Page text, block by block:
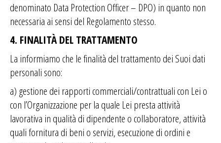
denominato Data Protection Officer – DPO) in quanto non
necessaria ai sensi del Regolamento stesso.
4. FINALITÀ DEL TRATTAMENTO
La informiamo che le finalità del trattamento dei Suoi dati
personali sono:
a) gestione dei rapporti commerciali/contrattuali con Lei o
con l’Organizzazione per la quale Lei presta attività
lavorativa in qualità di dipendente o collaboratore, attività
quali fornitura di beni o servizi, esecuzione di ordini e